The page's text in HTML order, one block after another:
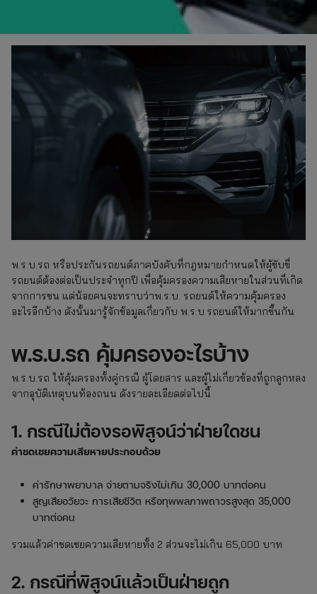
พ.ร.บ.รถ หรือประกันรถยนต์ภาคบังคับที่กฎหมายกำหนดให้ผู้ขับขี่
รถยนต์ต้องต่อเป็นประจำทุกปี เพื่อคุ้มครองความเสียหายในส่วนที่เกิด
จากการชน แต่น้อยคนจะทราบว่าพ.ร.บ. รถยนต์ให้ความคุ้มครอง
อะไรอีกบ้าง ดังนั้นมารู้จักข้อมูลเกี่ยวกับ พ.ร.บ.รถยนต์ให้มากขึ้นกัน
พ.ร.บ.รถ คุ้มครองอะไรบ้าง
พ.ร.บ.รถ ให้คุ้มครองทั้งคู่กรณี ผู้โดยสาร และผู้ไม่เกี่ยวข้องที่ถูกลูกหลง
จากอุบัติเหตุบนท้องถนน ดังรายละเอียดต่อไปนี้
1. กรณีไม่ต้องรอพิสูจน์ว่าฝ่ายใดชน
ค่าชดเชยความเสียหายประกอบด้วย
ค่ารักษาพยาบาล จ่ายตามจริงไม่เกิน 30,000 บาทต่อคน
สูญเสียอวัยวะ การเสียชีวิต หรือทุพพลภาพถาวรสูงสุด 35,000
บาทต่อคน
รวมแล้วค่าชดเชยความเสียหายทั้ง 2 ส่วนจะไม่เกิน 65,000 บาท
2. กรณีที่พิสูจน์แล้วเป็นฝ่ายถูก